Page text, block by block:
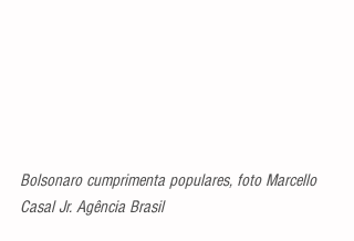
Bolsonaro cumprimenta populares, foto Marcello
Casal Jr. Agência Brasil